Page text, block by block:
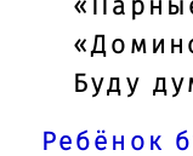
Буду
Ребёнок